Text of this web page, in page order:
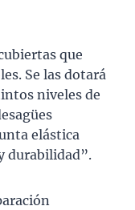
que
Se las dotará
niveles de
elástica
durabilidad”.